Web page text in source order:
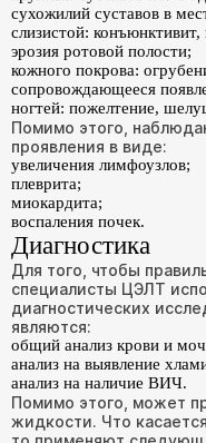
сухожилий суставов в
слизистой:
эрозия ротовой полости;
кожного покрова:
сопровождающееся
ногтей: пожелтение,
Помимо этого,
проявления в виде:
увеличения лимфоузлов;
плеврита;
миокардита;
воспаления почек.
Диагностика
Для того, чтобы
специалисты ЦЭЛТ
диагностических
являются:
общий анализ крови и
анализ на выявление
анализ на наличие ВИЧ.
Помимо этого, может
жидкости. Что